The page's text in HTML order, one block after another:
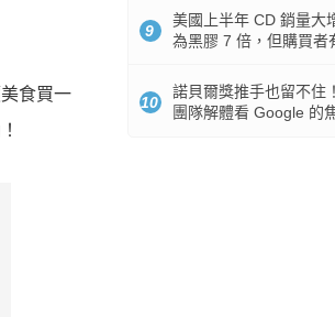
食買一
9
美國上半年 CD 銷量大
為黑膠 7 倍，但購買者
10
諾貝爾獎推手也留不住
團隊解體看 Google 的